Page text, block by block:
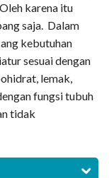
karena itu
saja. Dalam
kebutuhan
sesuai dengan
lemak,
fungsi tubuh
tidak